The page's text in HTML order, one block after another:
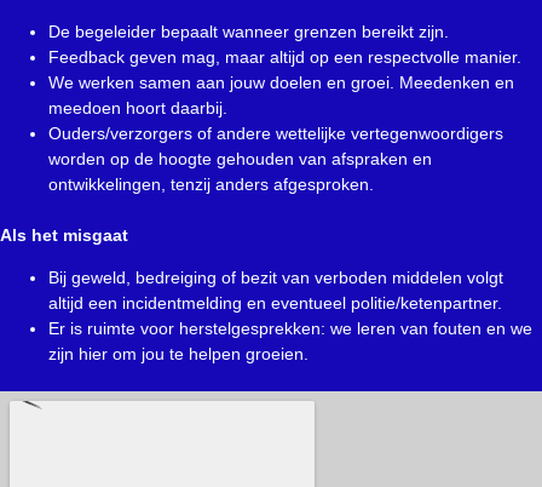
De begeleider bepaalt wanneer grenzen bereikt zijn.
Feedback geven mag, maar altijd op een respectvolle manier.
We werken samen aan jouw doelen en groei. Meedenken en
meedoen hoort daarbij.
Ouders/verzorgers of andere wettelijke vertegenwoordigers
worden op de hoogte gehouden van afspraken en
ontwikkelingen, tenzij anders afgesproken.
Als het misgaat
Bij geweld, bedreiging of bezit van verboden middelen volgt
altijd een incidentmelding en eventueel politie/ketenpartner.
Er is ruimte voor herstelgesprekken: we leren van fouten en we
zijn hier om jou te helpen groeien.